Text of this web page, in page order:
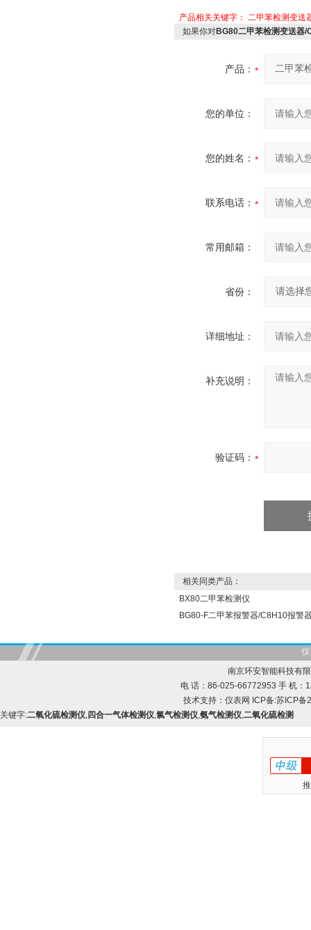
产品相关关键字： 二甲苯检测变送
如果你对BG80二甲苯检测变送器/
产品：
您的单位：
您的姓名：
联系电话：
常用邮箱：
省份：
详细地址：
补充说明：
验证码：
相关同类产品：
BX80二甲苯检测仪
BG80-F二甲苯报警器/C8H10报警
南京环安智能科技有
电 话：86-025-66772953 手 机：
技术支持： 仪表网 ICP备:苏ICP备
关键字:二氧化硫检测仪,四合一气体检测仪,氯气检测仪,氨气检测仪,二氧化硫检测